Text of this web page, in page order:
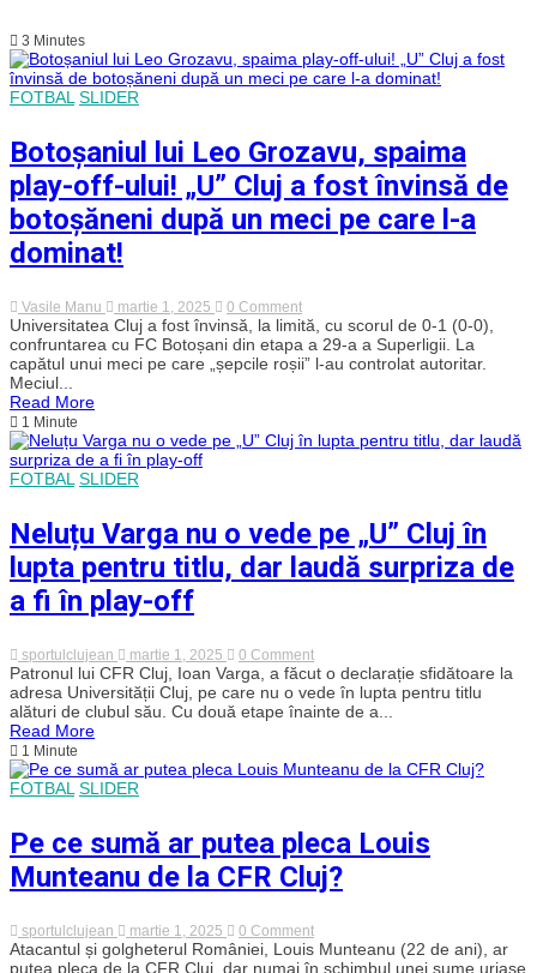
3 Minutes
FOTBAL SLIDER
Botoșaniul lui Leo Grozavu, spaima
play-off-ului! „U” Cluj a fost învinsă de
botoșăneni după un meci pe care l-a
dominat!
Vasile Manu martie 1, 2025 0 Commenton
Botoșaniul
lui
Leo
Grozavu,
ului!
învinsă
de
botoșăneni
după
l-
a
dominat!
Universitatea Cluj a fost învinsă, la limită, cu scorul de 0-1 (0-0),
confruntarea cu FC Botoșani din etapa a 29-a a Superligii. La
capătul unui meci pe care „șepcile roșii” l-au controlat autoritar.
Meciul...
Read More
1 Minute
FOTBAL SLIDER
Neluțu Varga nu o vede pe „U” Cluj în
lupta pentru titlu, dar laudă surpriza de
a fi în play-off
sportulclujean martie 1, 2025 0 Commenton
Neluțu
Varga
nu
o
„U”
pentru
titlu,
dar
laudă
a
fi
Patronul lui CFR Cluj, Ioan Varga, a făcut o declarație sfidătoare la
adresa Universității Cluj, pe care nu o vede în lupta pentru titlu
alături de clubul său. Cu două etape înainte de a...
Read More
1 Minute
FOTBAL SLIDER
Pe ce sumă ar putea pleca Louis
Munteanu de la CFR Cluj?
sportulclujean martie 1, 2025 0 Commenton
Pe
ce
Atacantul și golgheterul României, Louis Munteanu (22 de ani), ar
putea pleca de la CFR Cluj, dar numai în schimbul unei sume uriașe